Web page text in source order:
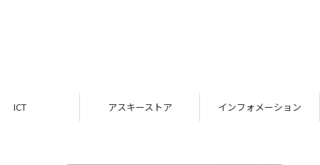
ICT アスキーストア インフォメーション